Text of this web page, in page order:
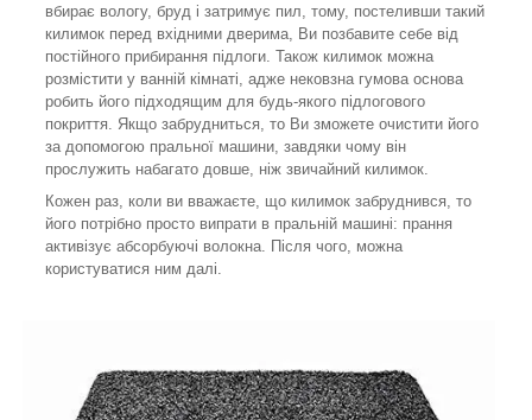
вбирає вологу, бруд і затримує пил, тому, постеливши такий
килимок перед вхідними дверима, Ви позбавите себе від
постійного прибирання підлоги. Також килимок можна
розмістити у ванній кімнаті, адже нековзна гумова основа
робить його підходящим для будь-якого підлогового
покриття. Якщо забрудниться, то Ви зможете очистити його
за допомогою пральної машини, завдяки чому він
прослужить набагато довше, ніж звичайний килимок.
Кожен раз, коли ви вважаєте, що килимок забруднився, то
його потрібно просто випрати в пральній машині: прання
активізує абсорбуючі волокна. Після чого, можна
користуватися ним далі.